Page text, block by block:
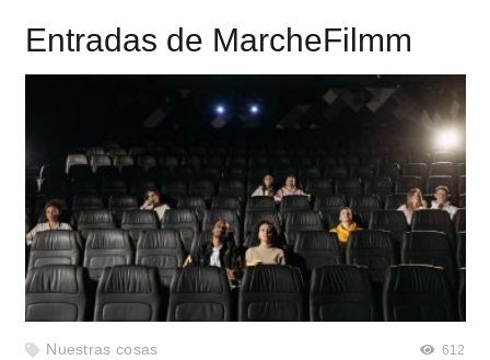
Entradas de MarcheFilmm
Nuestras cosas 612